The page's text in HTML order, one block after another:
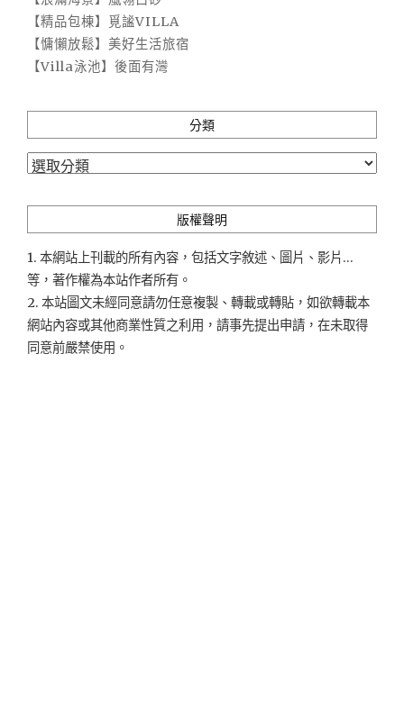
【精品包棟】覓謐VILLA
【慵懶放鬆】美好生活旅宿
【Villa泳池】後面有灣
分類
分
版權聲明
1. 本網站上刊載的所有內容，包括文字敘述、圖片、影片...
等，著作權為本站作者所有。
2. 本站圖文未經同意請勿任意複製、轉載或轉貼，如欲轉載本
網站內容或其他商業性質之利用，請事先提出申請，在未取得
同意前嚴禁使用。